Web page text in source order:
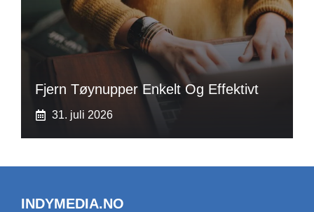
Fjern Tøynupper Enkelt Og Effektivt
31. juli 2026
INDYMEDIA.NO